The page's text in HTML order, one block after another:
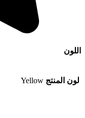
اللون
لون المنتج Yellow